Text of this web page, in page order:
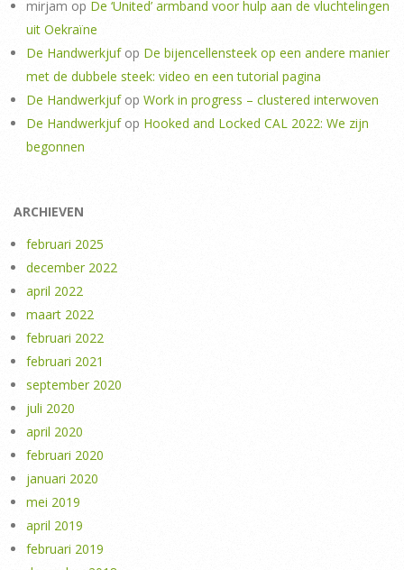
mirjam op De ‘United’ armband voor hulp aan de vluchtelingen
uit Oekraïne
De Handwerkjufop De bijencellensteek op een andere manier
met de dubbele steek: video en een tutorial pagina
De Handwerkjufop Work in progress – clustered interwoven
De Handwerkjufop Hooked and Locked CAL 2022: We zijn
begonnen
ARCHIEVEN
februari 2025
december 2022
april 2022
maart 2022
februari 2022
februari 2021
september 2020
juli 2020
april 2020
februari 2020
januari 2020
mei 2019
april 2019
februari 2019